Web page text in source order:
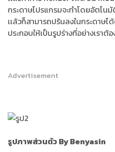
กระดาษโปรแกรมจะทำโดยอัตโน
เเล้วก็สามารถปร้นลงในกระดาษไ
ประกอบให้เป็นรูปร่างที่อย่างเราต้
Advertisement
รูปภาพส่วนตัว By Benyasin